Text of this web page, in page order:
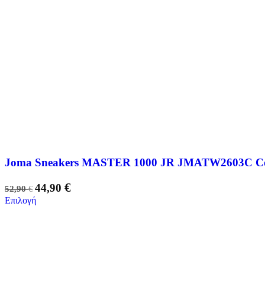
Joma Sneakers MASTER 1000 JR JMATW2603C
52,90€ 44,90 €
Επιλογή